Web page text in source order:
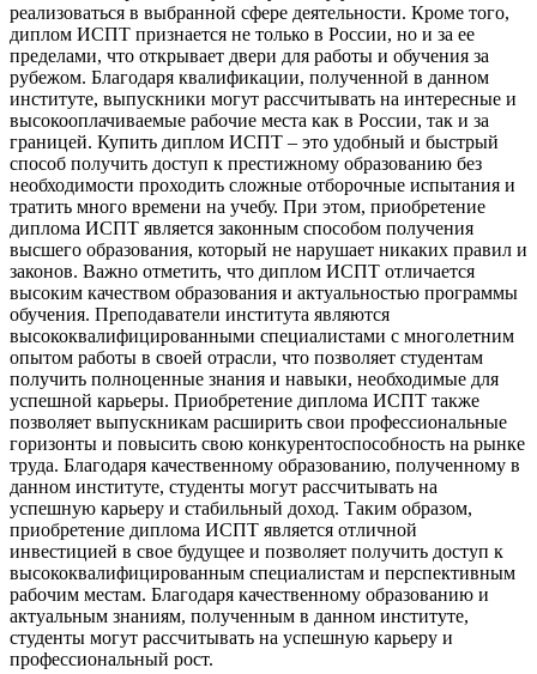
реализоваться в выбранной сфере деятельности. Кроме того,
диплом ИСПТ признается не только в России, но и за ее
пределами, что открывает двери для работы и обучения за
рубежом. Благодаря квалификации, полученной в данном
институте, выпускники могут рассчитывать на интересные и
высокооплачиваемые рабочие места как в России, так и за
границей. Купить диплом ИСПТ – это удобный и быстрый
способ получить доступ к престижному образованию без
необходимости проходить сложные отборочные испытания и
тратить много времени на учебу. При этом, приобретение
диплома ИСПТ является законным способом получения
высшего образования, который не нарушает никаких правил и
законов. Важно отметить, что диплом ИСПТ отличается
высоким качеством образования и актуальностью программы
обучения. Преподаватели института являются
высококвалифицированными специалистами с многолетним
опытом работы в своей отрасли, что позволяет студентам
получить полноценные знания и навыки, необходимые для
успешной карьеры. Приобретение диплома ИСПТ также
позволяет выпускникам расширить свои профессиональные
горизонты и повысить свою конкурентоспособность на рынке
труда. Благодаря качественному образованию, полученному в
данном институте, студенты могут рассчитывать на
успешную карьеру и стабильный доход. Таким образом,
приобретение диплома ИСПТ является отличной
инвестицией в свое будущее и позволяет получить доступ к
высококвалифицированным специалистам и перспективным
рабочим местам. Благодаря качественному образованию и
актуальным знаниям, полученным в данном институте,
студенты могут рассчитывать на успешную карьеру и
профессиональный рост.